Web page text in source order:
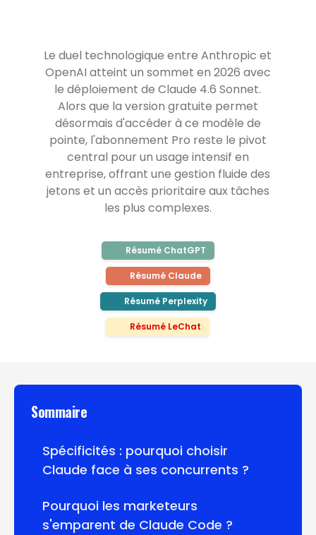
Le duel technologique entre Anthropic et
OpenAI atteint un sommet en 2026 avec
le déploiement de Claude 4.6 Sonnet.
Alors que la version gratuite permet
désormais d'accéder à ce modèle de
pointe, l'abonnement Pro reste le pivot
central pour un usage intensif en
entreprise, offrant une gestion fluide des
jetons et un accès prioritaire aux tâches
les plus complexes.
Résumé ChatGPT
Résumé Claude
Résumé Perplexity
Résumé LeChat
Sommaire
Spécificités : pourquoi choisir
Claude face à ses concurrents ?
Pourquoi les marketeurs
s'emparent de Claude Code ?